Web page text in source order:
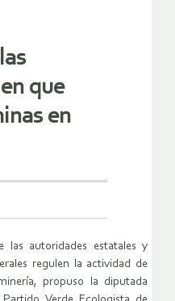
que
en
las autoridades estatales y
regulen la actividad de
propuso la diputada